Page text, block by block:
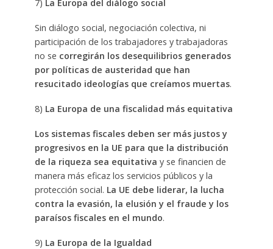
7) La Europa del diálogo social
Sin diálogo social, negociación colectiva, ni
participación de los trabajadores y trabajadoras
no se corregirán los desequilibrios generados
por políticas de austeridad que han
resucitado ideologías que creíamos muertas.
8) La Europa de una fiscalidad más equitativa
Los sistemas fiscales deben ser más justos y
progresivos en la UE para que la distribución
de la riqueza sea equitativa y se financien de
manera más eficaz los servicios públicos y la
protección social. La UE debe liderar, la lucha
contra la evasión, la elusión y el fraude y los
paraísos fiscales en el mundo.
9) La Europa de la Igualdad